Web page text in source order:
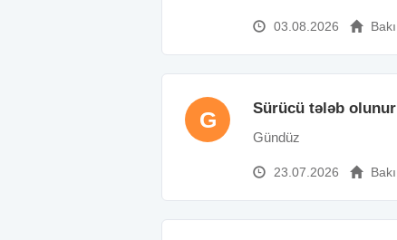
03.08.2026 Bakı
G Sürücü tələb olunur
Gündüz
23.07.2026 Bakı